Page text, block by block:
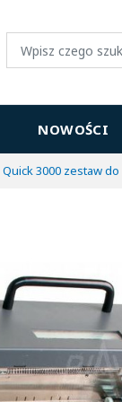
NOWOŚCI
Quick 3000 zestaw